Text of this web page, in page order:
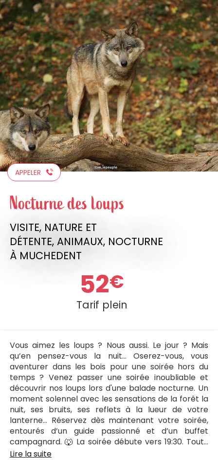
Aller
au
contenu
principal
APPELER
Nocturne des loups
VISITE, NATURE ET
DÉTENTE, ANIMAUX, NOCTURNE
À MUCHEDENT
52€
Tarif plein
Vous aimez les loups ? Nous aussi. Le jour ? Mais
qu’en pensez-vous la nuit... Oserez-vous, vous
aventurer dans les bois pour une soirée hors du
temps ? Venez passer une soirée inoubliable et
découvrir nos loups lors d'une balade nocturne. Un
moment solennel avec les sensations de la forêt la
nuit, ses bruits, ses reflets à la lueur de votre
lanterne… Réservez dès maintenant votre soirée,
entourés d’un guide passionné et d’un buffet
campagnard. 🐺 La soirée débute vers 19:30. Tout...
Lire la suite